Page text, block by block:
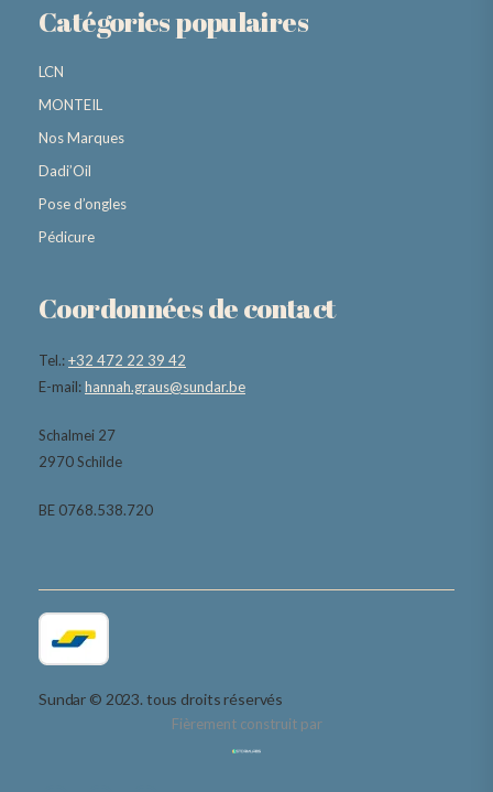
Catégories populaires
LCN
MONTEIL
Nos Marques
Dadi’Oil
Pose d’ongles
Pédicure
Coordonnées de contact
Tel.:+32 472 22 39 42
E-mail:hannah.graus@sundar.be
Schalmei 27
2970 Schilde
BE 0768.538.720
Sundar © 2023. tous droits réservés
Fièrement construit par